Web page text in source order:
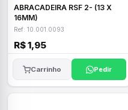
ABRACADEIRA RSF 2- (13 X
16MM)
Ref: 10.001.0093
R$ 1,95
Carrinho Pedir